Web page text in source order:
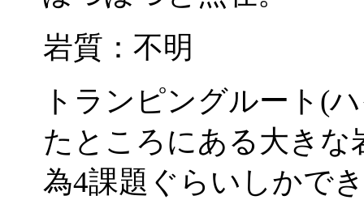
岩質：不明
トランピングルート(
たところにある大き
為4課題ぐらいしかで